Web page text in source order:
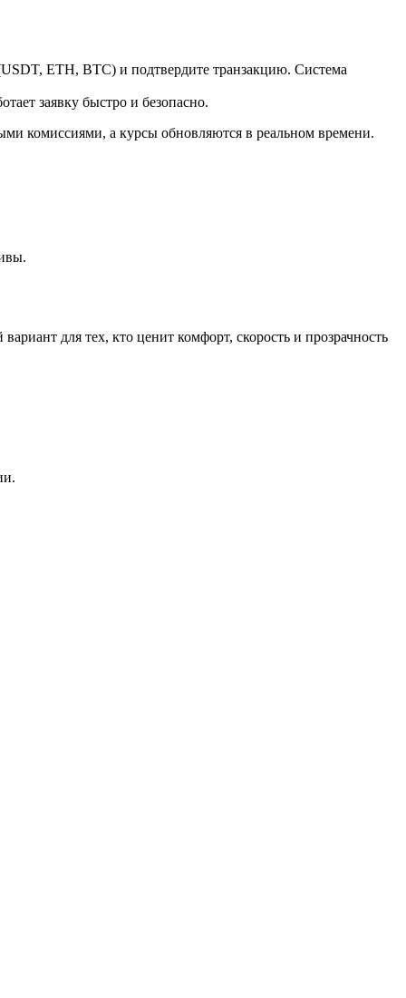
ETH, BTC) и подтвердите транзакцию. Система
заявку быстро и безопасно.
комиссиями, а курсы обновляются в реальном времени.
для тех, кто ценит комфорт, скорость и прозрачность